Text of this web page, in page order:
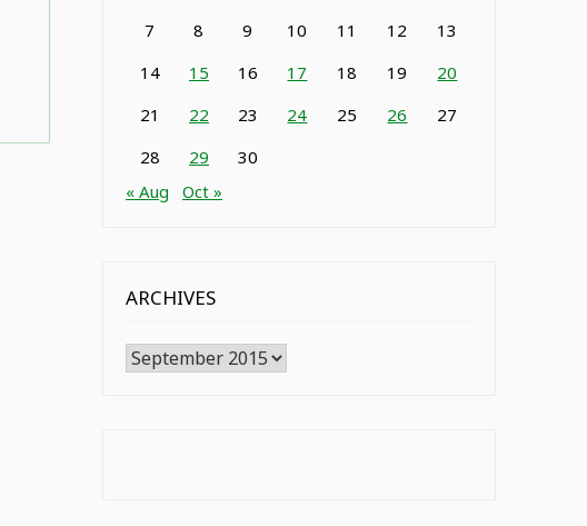
7
8 9 10 11 12
13
14
15 16 17 18 19
20
21
22 23 24 25 26
27
28
29
30
« Aug
Oct »
ARCHIVES
Archives